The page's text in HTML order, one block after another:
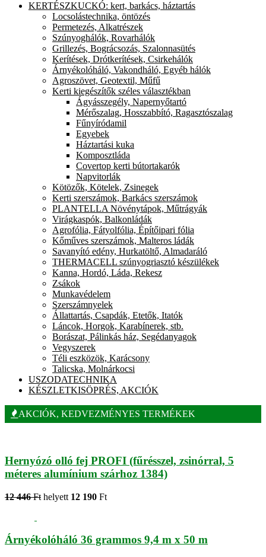
KERTÉSZKUCKÓ: kert, barkács, háztartás
Locsolástechnika, öntözés
Permetezés, Alkatrészek
Szúnyoghálók, Rovarhálók
Grillezés, Bográcsozás, Szalonnasütés
Kerítések, Drótkerítések, Csirkehálók
Árnyékolóháló, Vakondháló, Egyéb hálók
Agroszövet, Geotextil, Műfű
Kerti kiegészítők széles választékban
Ágyásszegély, Napernyőtartó
Mérőszalag, Hosszabbító, Ragasztószalag
Fűnyíródamil
Egyebek
Háztartási kuka
Komposztláda
Covertop kerti bútortakarók
Napvitorlák
Kötözők, Kötelek, Zsinegek
Kerti szerszámok, Barkács szerszámok
PLANTELLA Növénytápok, Műtrágyák
Virágkaspók, Balkonládák
Agrofólia, Fátyolfólia, Építőipari fólia
Kőműves szerszámok, Malteros ládák
Savanyító edény, Hurkatöltő, Almadaráló
THERMACELL szúnyogriasztó készülékek
Kanna, Hordó, Láda, Rekesz
Zsákok
Munkavédelem
Szerszámnyelek
Állattartás, Csapdák, Etetők, Itatók
Láncok, Horgok, Karabínerek, stb.
Borászat, Pálinkás ház, Segédanyagok
Vegyszerek
Téli eszközök, Karácsony
Talicska, Molnárkocsi
USZODATECHNIKA
KÉSZLETKISÖPRÉS, AKCIÓK
AKCIÓK, KEDVEZMÉNYES TERMÉKEK
Hernyózó olló fej PROFI (fűrésszel, zsinórral, 5
méteres alumínium szárhoz 1384)
12 446 Ft helyett 12 190 Ft
Árnyékolóháló 36 grammos 9,4 m x 50 m